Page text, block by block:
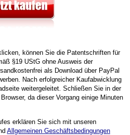
können Sie die Patentschriften für
§19 UStG ohne Ausweis der
als Download über PayPal
Nach erfolgreicher Kaufabwicklung
weitergeleitet. Schließen Sie in der
da dieser Vorgang einige Minuten
erklären Sie sich mit unseren
Allgemeinen Geschäftsbedingungen